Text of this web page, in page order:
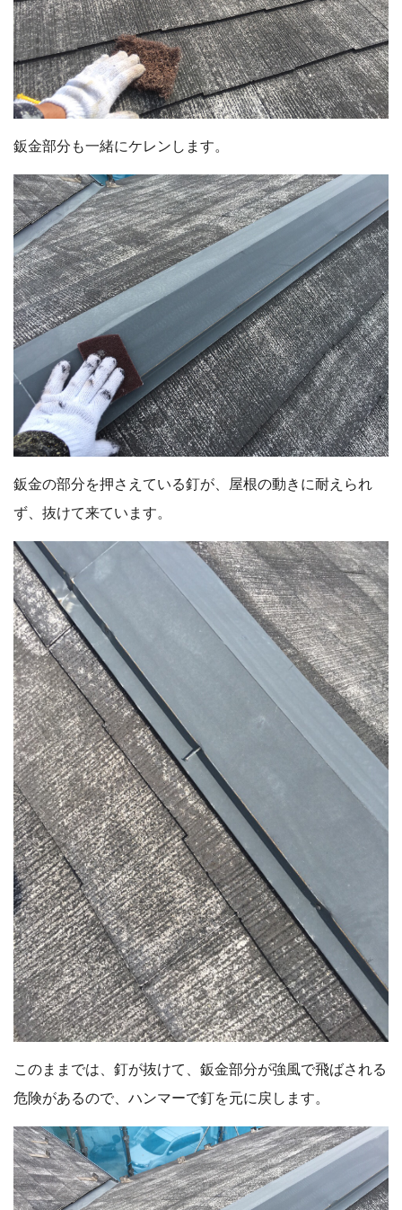
鈑金部分も一緒にケレンします。
鈑金の部分を押さえている釘が、屋根の動きに耐えられ
ず、抜けて来ています。
このままでは、釘が抜けて、鈑金部分が強風で飛ばされる
危険があるので、ハンマーで釘を元に戻します。